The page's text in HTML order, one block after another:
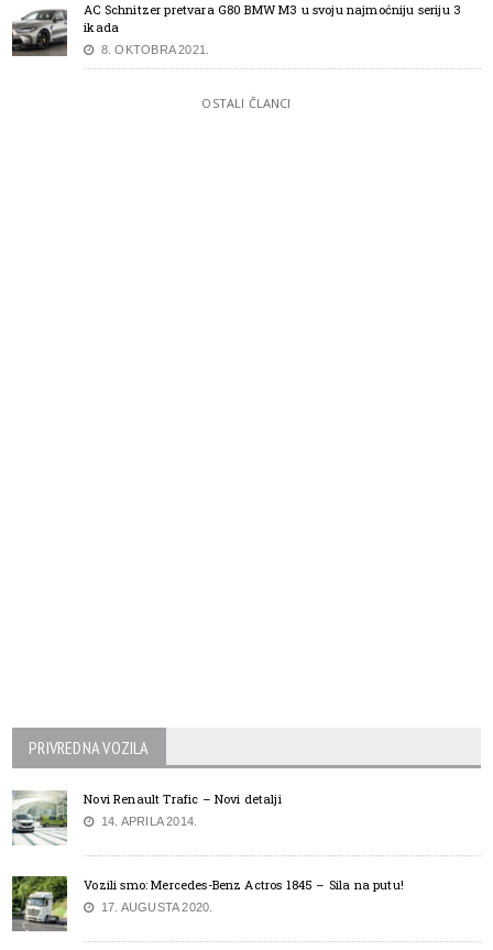
AC Schnitzer pretvara G80 BMW M3 u svoju najmoćniju seriju 3
ikada
8. OKTOBRA 2021.
OSTALI ČLANCI
PRIVREDNA VOZILA
Novi Renault Trafic – Novi detalji
14. APRILA 2014.
Vozili smo: Mercedes-Benz Actros 1845 – Sila na putu!
17. AUGUSTA 2020.